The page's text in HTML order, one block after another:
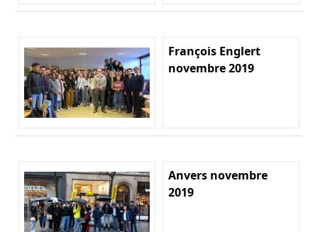
François Englert
novembre 2019
Anvers novembre
2019